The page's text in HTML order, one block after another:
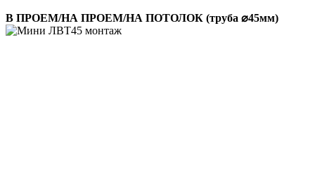
В ПРОЕМ/НА ПРОЕМ/НА ПОТОЛОК (труба ⌀45мм)